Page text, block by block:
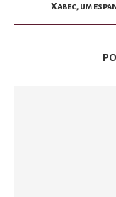
Xabec, um